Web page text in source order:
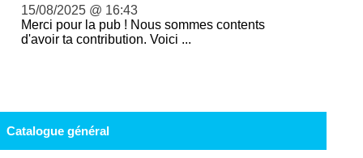
15/08/2025 @ 16:43
Merci pour la pub ! Nous sommes contents
d'avoir ta contribution. Voici ...
Catalogue général